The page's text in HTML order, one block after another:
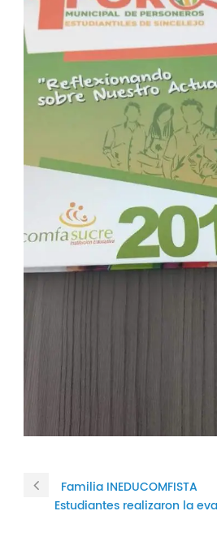
Familia INEDUCOMFISTA
Estudiantes realizaron la